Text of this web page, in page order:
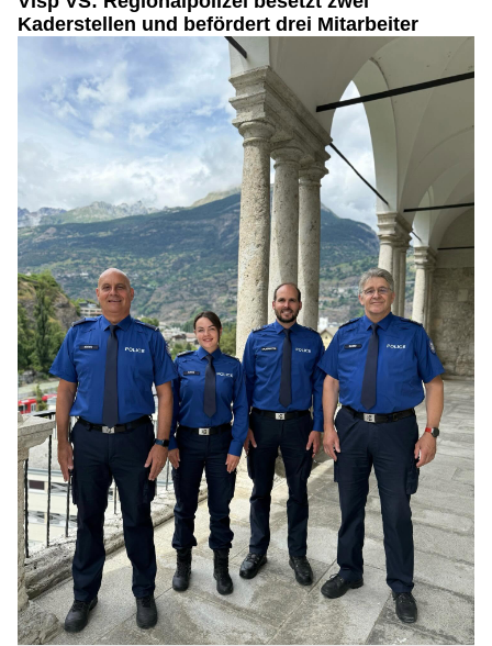
Kaderstellen und befördert drei Mitarbeiter